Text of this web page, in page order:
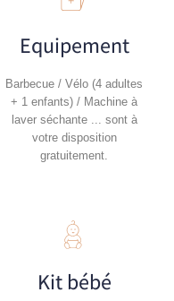
Equipement
Barbecue / Vélo (4 adultes
+ 1 enfants) / Machine à
laver séchante ... sont à
votre disposition
gratuitement.
Kit bébé